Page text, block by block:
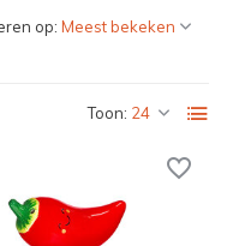
Toon:
op: